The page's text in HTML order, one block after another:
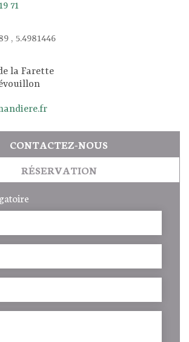
71
, 5.4981446
la Farette
CONTACTEZ-NOUS
RÉSERVATION